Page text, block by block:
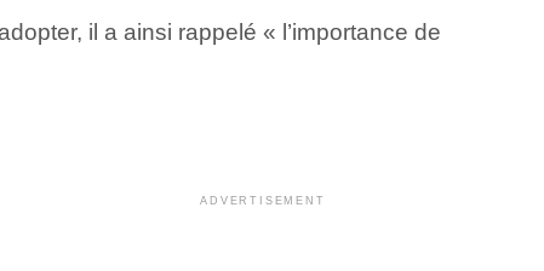
il a ainsi rappelé « l’importance de
ADVERTISEMENT